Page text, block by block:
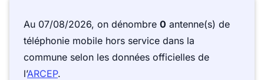
Au 07/08/2026, on dénombre 0 antenne(s) de
téléphonie mobile hors service dans la
commune selon les données officielles de
l’ARCEP.